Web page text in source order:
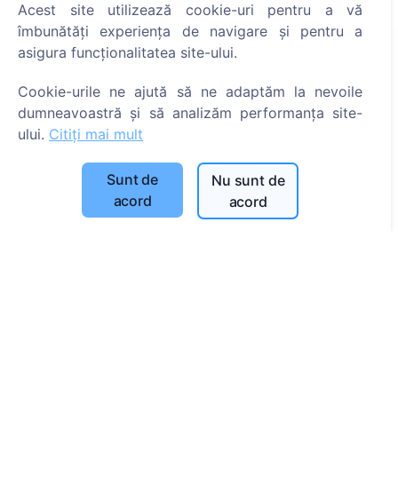
Despre CEMETY
Listă a comunelor și a utilizatorilor
Politica de confidențialitate
Acest site utilizează cookie-uri pentru a vă
îmbunătăți experiența de navigare și pentru a
asigura funcționalitatea site-ului.
Cookie-urile ne ajută să ne adaptăm la nevoile
dumneavoastră și să analizăm performanța site-
ului. Citiți mai mult
Sunt de
acord
Nu sunt de
acord